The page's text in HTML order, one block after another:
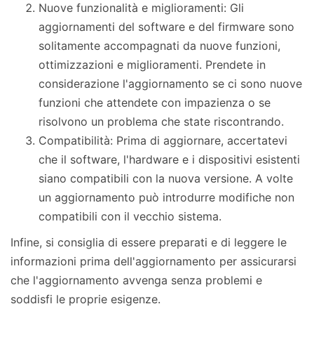
Nuove funzionalità e miglioramenti: Gli
aggiornamenti del software e del firmware sono
solitamente accompagnati da nuove funzioni,
ottimizzazioni e miglioramenti. Prendete in
considerazione l'aggiornamento se ci sono nuove
funzioni che attendete con impazienza o se
risolvono un problema che state riscontrando.
Compatibilità: Prima di aggiornare, accertatevi
che il software, l'hardware e i dispositivi esistenti
siano compatibili con la nuova versione. A volte
un aggiornamento può introdurre modifiche non
compatibili con il vecchio sistema.
Infine, si consiglia di essere preparati e di leggere le
informazioni prima dell'aggiornamento per assicurarsi
che l'aggiornamento avvenga senza problemi e
soddisfi le proprie esigenze.